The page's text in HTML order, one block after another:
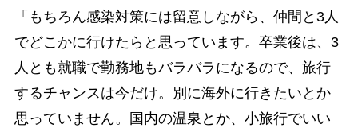
「もちろん感染対策には留意しながら、仲間と3人
でどこかに行けたらと思っています。卒業後は、3
人とも就職で勤務地もバラバラになるので、旅行
するチャンスは今だけ。別に海外に行きたいとか
思っていません。国内の温泉とか、小旅行でいい